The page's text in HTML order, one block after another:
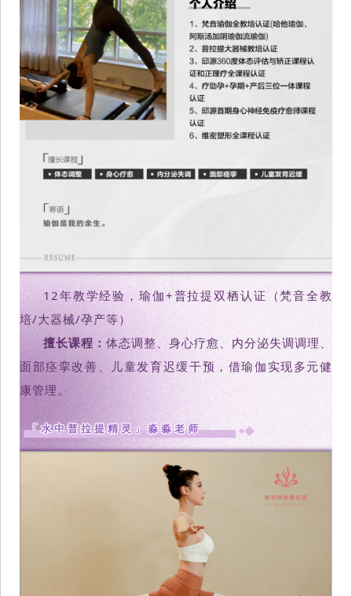
12年教学经验，瑜伽+普拉提双栖认证（梵音全教
培/大器械/孕产等）
擅长课程： 体态调整、身心疗愈、内分泌失调调理、
面部痉挛改善、儿童发育迟缓干预，借瑜伽实现多元健
康管理。
「水中普拉提精灵」淼淼老师